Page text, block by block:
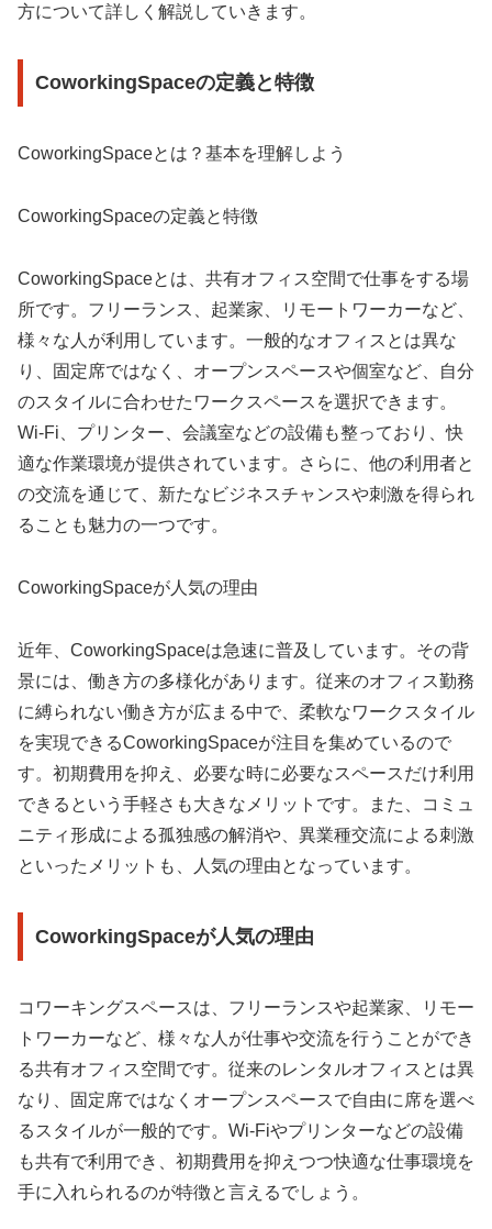
方について詳しく解説していきます。
CoworkingSpaceの定義と特徴
CoworkingSpaceとは？基本を理解しよう
CoworkingSpaceの定義と特徴
CoworkingSpaceとは、共有オフィス空間で仕事をする場
所です。フリーランス、起業家、リモートワーカーなど、
様々な人が利用しています。一般的なオフィスとは異な
り、固定席ではなく、オープンスペースや個室など、自分
のスタイルに合わせたワークスペースを選択できます。
Wi-Fi、プリンター、会議室などの設備も整っており、快
適な作業環境が提供されています。さらに、他の利用者と
の交流を通じて、新たなビジネスチャンスや刺激を得られ
ることも魅力の一つです。
CoworkingSpaceが人気の理由
近年、CoworkingSpaceは急速に普及しています。その背
景には、働き方の多様化があります。従来のオフィス勤務
に縛られない働き方が広まる中で、柔軟なワークスタイル
を実現できるCoworkingSpaceが注目を集めているので
す。初期費用を抑え、必要な時に必要なスペースだけ利用
できるという手軽さも大きなメリットです。また、コミュ
ニティ形成による孤独感の解消や、異業種交流による刺激
といったメリットも、人気の理由となっています。
CoworkingSpaceが人気の理由
コワーキングスペースは、フリーランスや起業家、リモー
トワーカーなど、様々な人が仕事や交流を行うことができ
る共有オフィス空間です。従来のレンタルオフィスとは異
なり、固定席ではなくオープンスペースで自由に席を選べ
るスタイルが一般的です。Wi-Fiやプリンターなどの設備
も共有で利用でき、初期費用を抑えつつ快適な仕事環境を
手に入れられるのが特徴と言えるでしょう。